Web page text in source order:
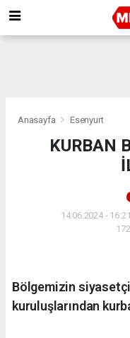
Anasayfa Esenyurt
KURBAN
14.06.2024 -
Bölgemizin
kuruluşlarından